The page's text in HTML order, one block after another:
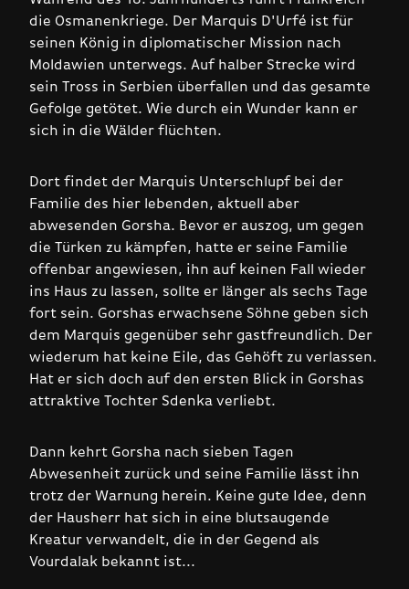
die Osmanenkriege. Der Marquis D'Urfé ist für
seinen König in diplomatischer Mission nach
Moldawien unterwegs. Auf halber Strecke wird
sein Tross in Serbien überfallen und das gesamte
Gefolge getötet. Wie durch ein Wunder kann er
sich in die Wälder flüchten.
Dort findet der Marquis Unterschlupf bei der
Familie des hier lebenden, aktuell aber
abwesenden Gorsha. Bevor er auszog, um gegen
die Türken zu kämpfen, hatte er seine Familie
offenbar angewiesen, ihn auf keinen Fall wieder
ins Haus zu lassen, sollte er länger als sechs Tage
fort sein. Gorshas erwachsene Söhne geben sich
dem Marquis gegenüber sehr gastfreundlich. Der
wiederum hat keine Eile, das Gehöft zu verlassen.
Hat er sich doch auf den ersten Blick in Gorshas
attraktive Tochter Sdenka verliebt.
Dann kehrt Gorsha nach sieben Tagen
Abwesenheit zurück und seine Familie lässt ihn
trotz der Warnung herein. Keine gute Idee, denn
der Hausherr hat sich in eine blutsaugende
Kreatur verwandelt, die in der Gegend als
Vourdalak bekannt ist...